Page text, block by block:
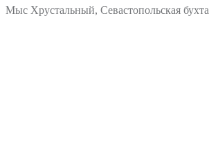
Мыс Хрустальный, Севастопольская бухта